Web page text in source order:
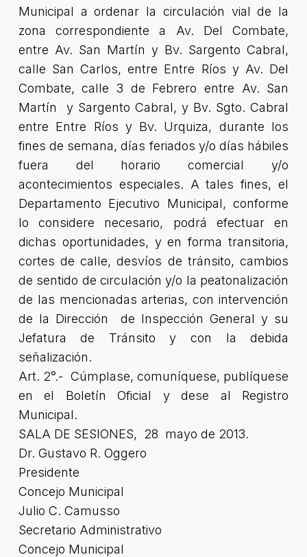
Municipal a ordenar la circulación vial de la
zona correspondiente a Av. Del Combate,
entre Av. San Martín y Bv. Sargento Cabral,
calle San Carlos, entre Entre Ríos y Av. Del
Combate, calle 3 de Febrero entre Av. San
Martín y Sargento Cabral, y Bv. Sgto. Cabral
entre Entre Ríos y Bv. Urquiza, durante los
fines de semana, días feriados y/o días hábiles
fuera del horario comercial y/o
acontecimientos especiales. A tales fines, el
Departamento Ejecutivo Municipal, conforme
lo considere necesario, podrá efectuar en
dichas oportunidades, y en forma transitoria,
cortes de calle, desvíos de tránsito, cambios
de sentido de circulación y/o la peatonalización
de las mencionadas arterias, con intervención
de la Dirección de Inspección General y su
Jefatura de Tránsito y con la debida
señalización.
Art. 2°.- Cúmplase, comuníquese, publíquese
en el Boletín Oficial y dese al Registro
Municipal.
SALA DE SESIONES, 28 mayo de 2013.
Dr. Gustavo R. Oggero
Presidente
Concejo Municipal
Julio C. Camusso
Secretario Administrativo
Concejo Municipal